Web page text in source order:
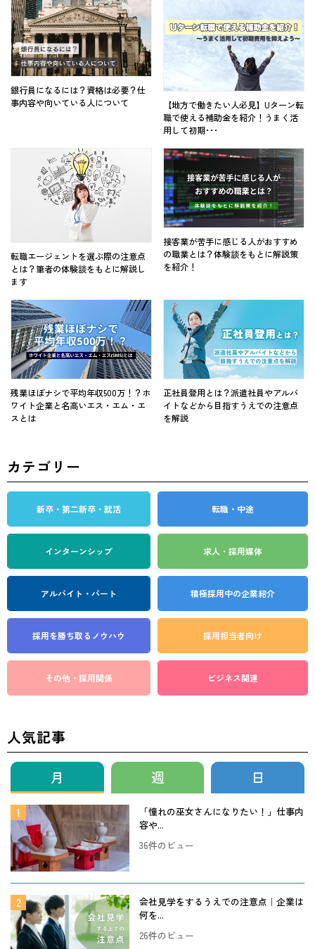
銀行員になるには？資格は必要？仕
事内容や向いている人について
【地方で働きたい人必見】Uターン転
職で使える補助金を紹介！うまく活
用して初期･･･
転職エージェントを選ぶ際の注意点
とは？筆者の体験談をもとに解説し
ます
接客業が苦手に感じる人がおすすめ
の職業とは？体験談をもとに解説策
を紹介！
残業ほぼナシで平均年収500万！？ホ
ワイト企業と名高いエス・エム・エ
スとは
正社員登用とは？派遣社員やアルバ
イトなどから目指すうえでの注意点
を解説
カテゴリー
新卒・第二新卒・就活 転職・中途
インターンシップ 求人・採用媒体
アルバイト・パート 積極採用中の企業紹介
採用を勝ち取る ノウハウ 採用担当者向け
その他・採用関係 ビジネス関連
人気記事
月 週 日
「憧れの巫女さんになりたい！」仕事内
容や...
36件のビュー
会社見学をするうえでの注意点｜企業は
何を...
26件のビュー